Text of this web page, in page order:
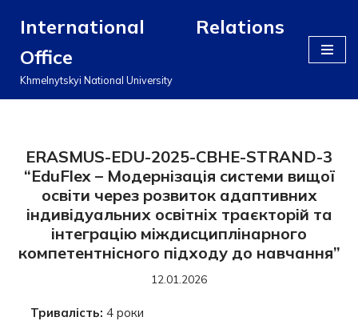
до
вмісту
International Relations
Office
Khmelnytskyi National University
ERASMUS-EDU-2025-CBHE-STRAND-3
“EduFlex – Модернізація системи вищої
освіти через розвиток адаптивних
індивідуальних освітніх траєкторій та
інтеграцію міждисциплінарного
компетентнісного підходу до навчання”
12.01.2026
Тривалість: 4 роки